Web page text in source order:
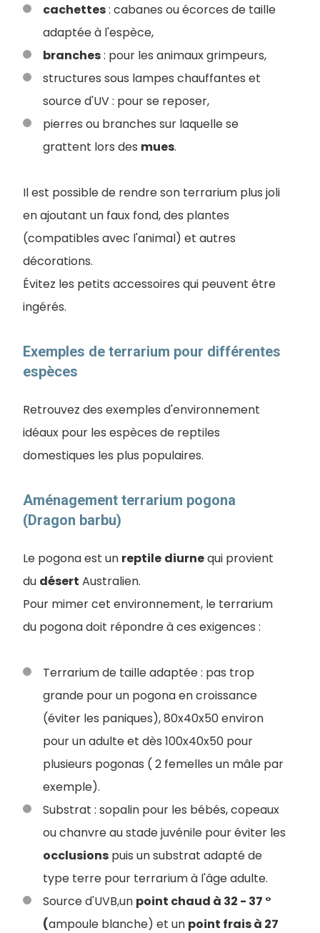
cachettes: cabanes ou écorces de taille
adaptée à l'espèce,
branches: pour les animaux grimpeurs,
structures sous lampes chauffantes et
source d'UV : pour se reposer,
pierres ou branches sur laquelle se
grattent lors des mues.
Il est possible de rendre son terrarium plus joli
en ajoutant un faux fond, des plantes
(compatibles avec l'animal) et autres
décorations.
Évitez les petits accessoires qui peuvent être
ingérés.
Exemples de terrarium pour différentes
espèces
Retrouvez des exemples d'environnement
idéaux pour les espèces de reptiles
domestiques les plus populaires.
Aménagement terrarium pogona
(Dragon barbu)
Le pogona est un reptile diurnequi provient
du désert Australien.
Pour mimer cet environnement, le terrarium
du pogona doit répondre à ces exigences :
Terrarium de taille adaptée : pas trop
grande pour un pogona en croissance
(éviter les paniques), 80x40x50 environ
pour un adulte et dès 100x40x50 pour
plusieurs pogonas ( 2 femelles un mâle par
exemple).
Substrat : sopalin pour les bébés, copeaux
ou chanvre au stade juvénile pour éviter les
occlusions puis un substrat adapté de
type terre pour terrarium à l'âge adulte.
Source d'UVB,un point chaud à 32 - 37 °
(ampoule blanche) et un point frais à 27